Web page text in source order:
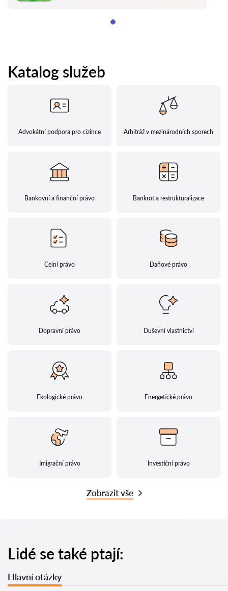
Katalog služeb
Advokátní podpora pro cizince Arbitráž v mezinárodních sporech
Bankovní a finanční právo Bankrot a restrukturalizace
Celní právo Daňové právo
Dopravní právo Duševní vlastnictví
Ekologické právo Energetické právo
Imigrační právo Investiční právo
Zobrazit vše
Lidé se také ptají:
Hlavní otázky